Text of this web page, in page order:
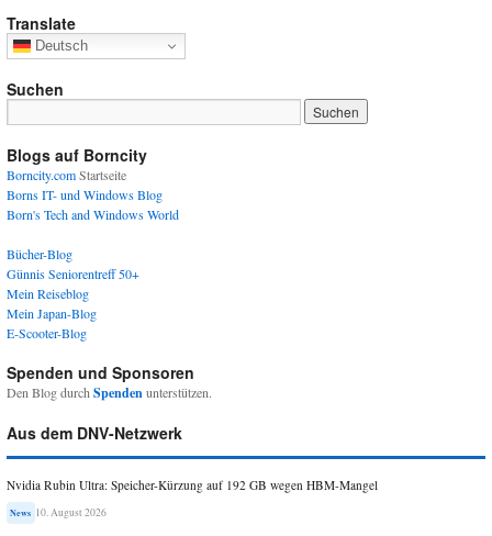
Translate
Deutsch
Suchen
Blogs auf Borncity
Borncity.comStartseite
Borns IT- und Windows Blog
Born's Tech and Windows World
Bücher-Blog
Günnis Seniorentreff 50+
Mein Reiseblog
Mein Japan-Blog
E-Scooter-Blog
Spenden und Sponsoren
Den Blog durchSpendenunterstützen.
Aus dem DNV-Netzwerk
Nvidia Rubin Ultra: Speicher-Kürzung auf 192 GB wegen HBM-Mangel
News 10. August 2026